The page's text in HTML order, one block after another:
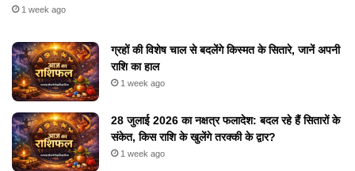
1 week ago
ग्रहों की विशेष चाल से बदलेंगे किस्मत के सितारे, जानें अपनी
राशि का हाल
1 week ago
28 जुलाई 2026 का नक्षत्र फलादेश: बदल रहे हैं सितारों के
संकेत, किस राशि के खुलेंगे तरक्की के द्वार?
1 week ago